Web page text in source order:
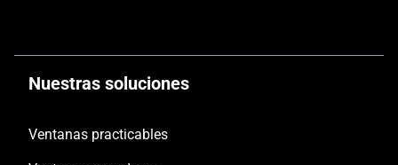
Nuestras soluciones
Ventanas practicables